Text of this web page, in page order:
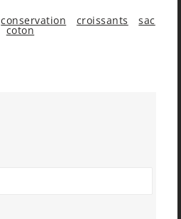
conservation croissants sac
coton